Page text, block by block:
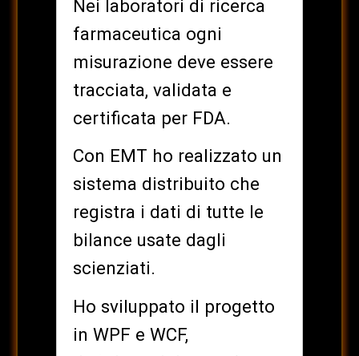
Nei laboratori di ricerca
farmaceutica ogni
misurazione deve essere
tracciata, validata e
certificata per FDA.
Con EMT ho realizzato un
sistema distribuito che
registra i dati di tutte le
bilance usate dagli
scienziati.
Ho sviluppato il progetto
in WPF e WCF,